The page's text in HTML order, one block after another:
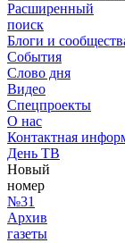
Расширенный
поиск
Блоги и
События
Слово дня
Видео
Спецпроекты
О нас
Контактная
День ТВ
Новый
номер
№31
Архив
газеты